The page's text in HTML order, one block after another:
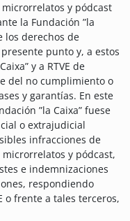
y pódcast
la Fundación ”la
los derechos de
punto y, a estos
y a RTVE de
del no cumplimiento o
y garantías. En este
”la Caixa” fuese
o extrajudicial
infracciones de
y pódcast,
e indemnizaciones
respondiendo
o frente a tales terceros,